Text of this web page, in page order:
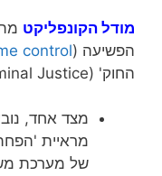
מודל הקונפליקט
הפשיעה (control
החוק' (Criminal Justice):
מצד אחד,
מראיית
של מערכת